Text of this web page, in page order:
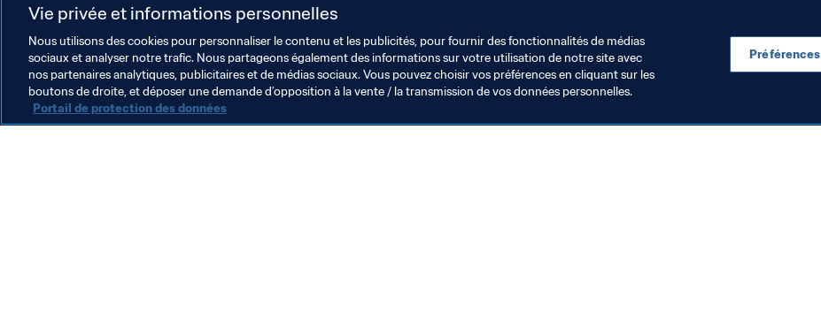
Coupe du Monde de la FIFA, Qatar 2022
Vie privée et informations personnelles
Nous utilisons des cookies pour personnaliser le contenu et les publicités, pour fournir des fonctionnalités de médias
sociaux et analyser notre trafic. Nous partageons également des informations sur votre utilisation de notre site avec
nos partenaires analytiques, publicitaires et de médias sociaux. Vous pouvez choisir vos préférences en cliquant sur les
boutons de droite, et déposer une demande d’opposition à la vente / la transmission de vos données personnelles.
Portail de protection des données
Préférences